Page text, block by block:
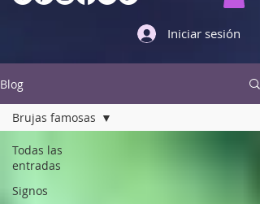
Iniciar sesión
Blog
Todas las
entradas
Signos
Brujas famosas